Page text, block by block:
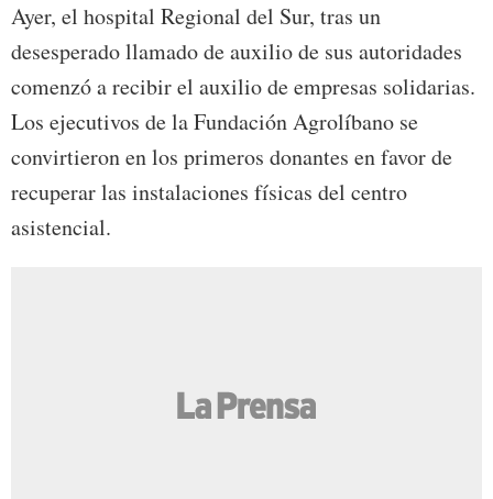
Ayer, el hospital Regional del Sur, tras un
desesperado llamado de auxilio de sus autoridades
comenzó a recibir el auxilio de empresas solidarias.
Los ejecutivos de la Fundación Agrolíbano se
convirtieron en los primeros donantes en favor de
recuperar las instalaciones físicas del centro
asistencial.